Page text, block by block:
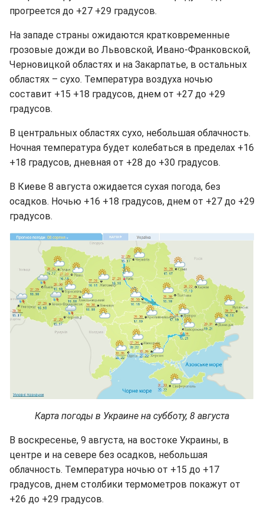
прогреется до +27 +29 градусов.
На западе страны ожидаются кратковременные
грозовые дожди во Львовской, Ивано-Франковской,
Черновицкой областях и на Закарпатье, в остальных
областях – сухо. Температура воздуха ночью
составит +15 +18 градусов, днем от +27 до +29
градусов.
В центральных областях сухо, небольшая облачность.
Ночная температура будет колебаться в пределах +16
+18 градусов, дневная от +28 до +30 градусов.
В Киеве 8 августа ожидается сухая погода, без
осадков. Ночью +16 +18 градусов, днем от +27 до +29
градусов.
Карта погоды в Украине на субботу, 8 августа
В воскресенье, 9 августа, на востоке Украины, в
центре и на севере без осадков, небольшая
облачность. Температура ночью от +15 до +17
градусов, днем столбики термометров покажут от
+26 до +29 градусов.